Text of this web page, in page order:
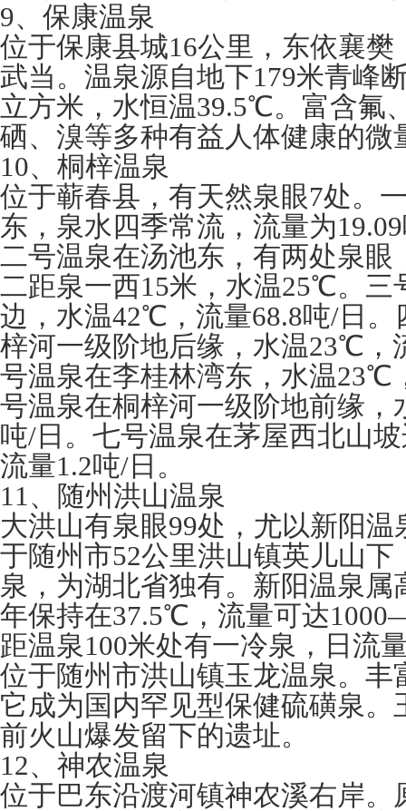
9、保康温泉
位于保康县城16公里，东依襄
武当。温泉源自地下179米青峰
立方米，水恒温39.5℃。富含氟
硒、溴等多种有益人体健康的微
10、桐梓温泉
位于蕲春县，有天然泉眼7处。
东，泉水四季常流，流量为
二号温泉在汤池东，有两处泉
二距泉一西15米，水温25℃。三
边，水温42℃，流量68.8吨/日。
梓河一级阶地后缘，水温23℃，
号温泉在李桂林湾东，水温23℃
号温泉在桐梓河一级阶地前缘
吨/日。七号温泉在茅屋西北山
流量1.2吨/日。
11、随州洪山温泉
大洪山有泉眼99处，尤以新阳
于随州市52公里洪山镇英儿山
泉，为湖北省独有。新阳温泉属
年保持在37.5℃，流量可达
距温泉100米处有一冷泉，日流
位于随州市洪山镇玉龙温泉。丰
它成为国内罕见型保健硫磺泉。
前火山爆发留下的遗址。
12、神农温泉
位于巴东沿渡河镇神农溪右岸。